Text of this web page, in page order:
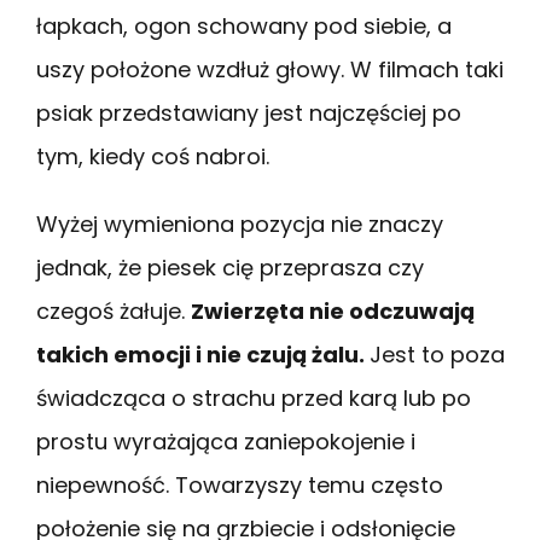
łapkach, ogon schowany pod siebie, a
uszy położone wzdłuż głowy. W filmach taki
psiak przedstawiany jest najczęściej po
tym, kiedy coś nabroi.
Wyżej wymieniona pozycja nie znaczy
jednak, że piesek cię przeprasza czy
czegoś żałuje. Zwierzęta nie odczuwają
takich emocji i nie czują żalu. Jest to poza
świadcząca o strachu przed karą lub po
prostu wyrażająca zaniepokojenie i
niepewność. Towarzyszy temu często
położenie się na grzbiecie i odsłonięcie